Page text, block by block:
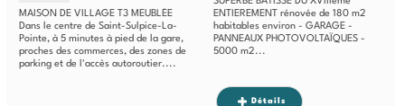
MAISON DE VILLAGE T3 MEUBLÉE
Dans le centre de Saint-Sulpice-La-
Pointe, à 5 minutes à pied de la gare,
proches des commerces, des zones de
parking et de l'accès autoroutier....
ENTIEREMENT rénovée de 180 m2
habitables environ - GARAGE -
PANNEAUX PHOTOVOLTAÏQUES -
5000 m2...
Détails